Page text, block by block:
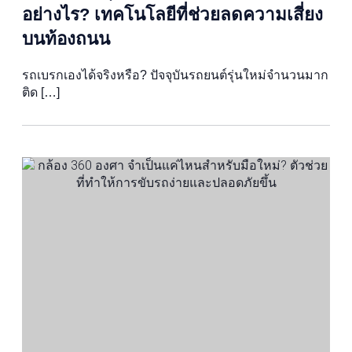
อย่างไร? เทคโนโลยีที่ช่วยลดความเสี่ยง
บนท้องถนน
รถเบรกเองได้จริงหรือ? ปัจจุบันรถยนต์รุ่นใหม่จำนวนมาก
ติด […]